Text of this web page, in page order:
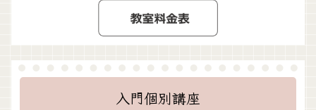
入門個別講座